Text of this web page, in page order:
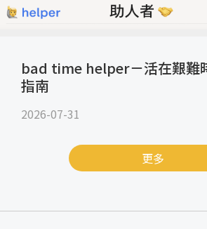
bad time helper－活在艱難
指南
2026-07-31
更多